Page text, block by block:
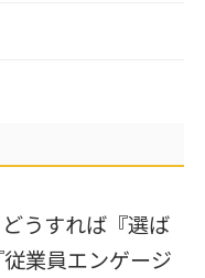
うすれば『選ば
業員エンゲージ